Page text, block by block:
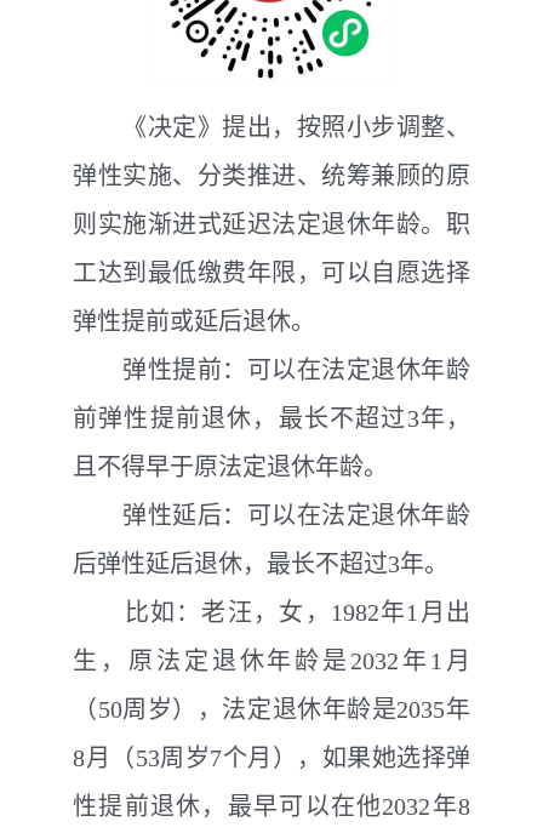
《决定》提出，按照小步调整、
弹性实施、分类推进、统筹兼顾的原
则实施渐进式延迟法定退休年龄。职
工达到最低缴费年限，可以自愿选择
弹性提前或延后退休。
弹性提前：可以在法定退休年龄
前弹性提前退休，最长不超过3年，
且不得早于原法定退休年龄。
弹性延后：可以在法定退休年龄
后弹性延后退休，最长不超过3年。
比如：老汪，女， 1982年1 月出
生，原法定退休年龄是 2032 年 1 月
（50周岁），法定退休年龄是2035年
8月（53周岁7个月），如果她选择弹
性提前退休，最早可以在他2032年8